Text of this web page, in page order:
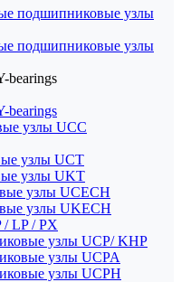
подшипниковые узлы
подшипниковые узлы
bearings
bearings
узлы UCC
узлы UCT
узлы UKT
узлы UCECH
узлы UKECH
/ LP / PX
узлы UCP/ KHP
узлы UCPA
узлы UCPH